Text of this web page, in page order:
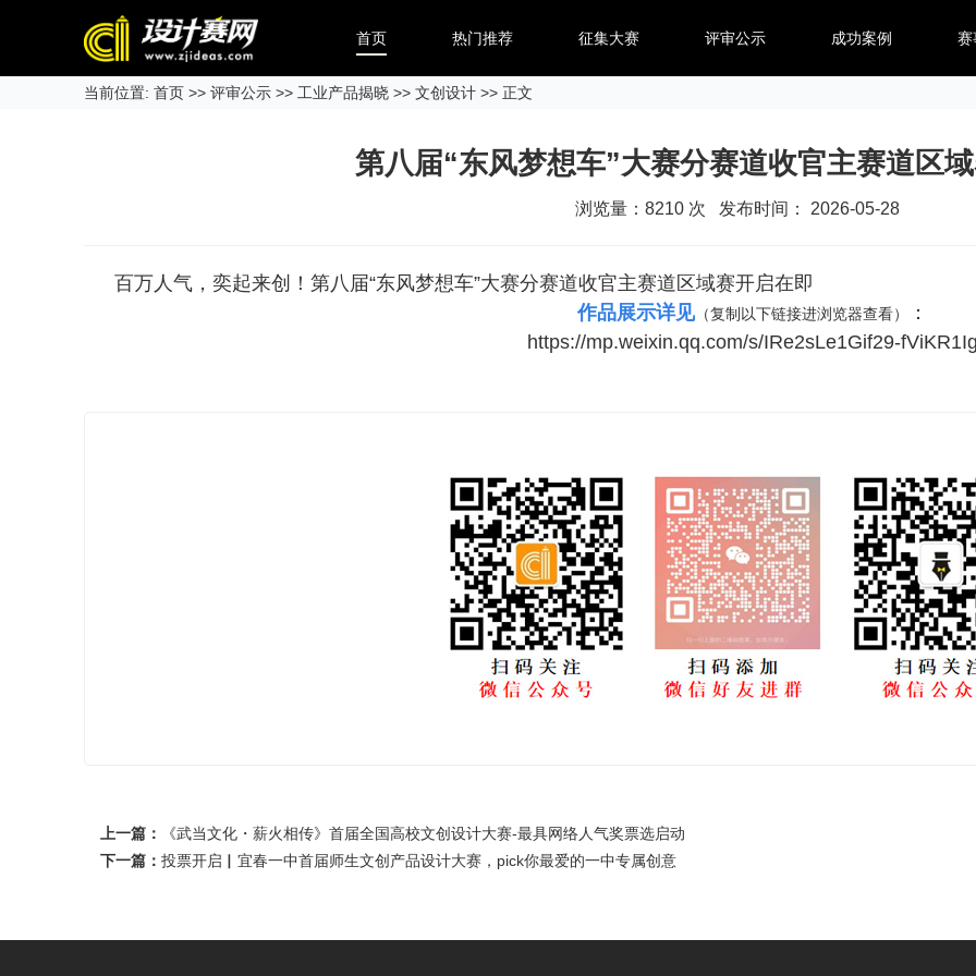
首页 热门推荐 征集大赛 评审公示 成功案例 赛
当前位置: 首页 >> 评审公示 >> 工业产品揭晓 >> 文创设计 >> 正文
第八届“东风梦想车”大赛分赛道收官主赛道区
浏览量： 8210 次 发布时间： 2026-05-28
百万人气，奕起来创！第八届“东风梦想车”大赛分赛道收官主赛道区域赛开启在即
作品展示详见 （复制以下链接进浏览器查看）
：
https://mp.weixin.qq.com/s/IRe2sLe1Gif29-
上一篇：
《武当文化・薪火相传》首届全国高校文创设计大赛-最具网络人气奖票选启动
下一篇： 投票开启▏宜春一中首届师生文创产品设计大赛，pick你最爱的一中专属创意